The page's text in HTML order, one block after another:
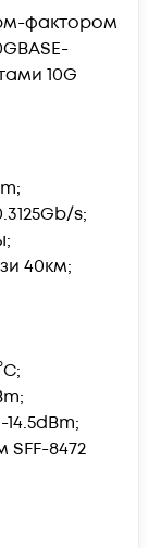
фактором
10G
s;
40км;
8472